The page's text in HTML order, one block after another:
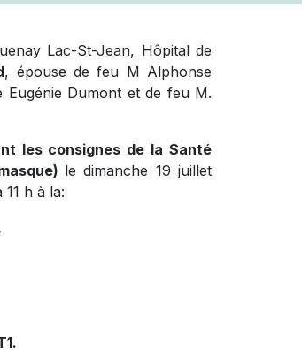
Lac-St-Jean, Hôpital de
, épouse de feu M Alphonse
Eugénie Dumont et de feu M.
les consignes de la Santé
le dimanche 19 juillet
h à la: